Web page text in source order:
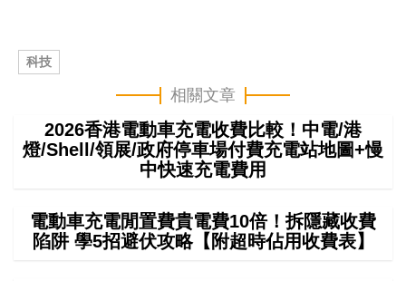
科技
相關文章
2026香港電動車充電收費比較！中電/港
燈/Shell/領展/政府停車場付費充電站地圖+慢
中快速充電費用
電動車充電閒置費貴電費10倍！拆隱藏收費
陷阱 學5招避伏攻略【附超時佔用收費表】